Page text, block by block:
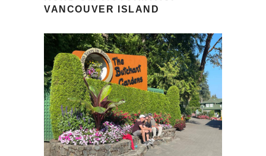
VANCOUVER ISLAND